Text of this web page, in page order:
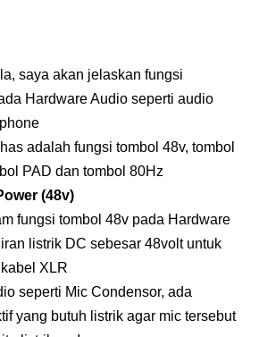
saya akan jelaskan fungsi
Hardware Audio seperti audio
adalah fungsi tombol 48v, tombol
PAD dan tombol 80Hz
(48v)
fungsi tombol 48v pada Hardware
listrik DC sebesar 48volt untuk
XLR
seperti Mic Condensor, ada
yang butuh listrik agar mic tersebut